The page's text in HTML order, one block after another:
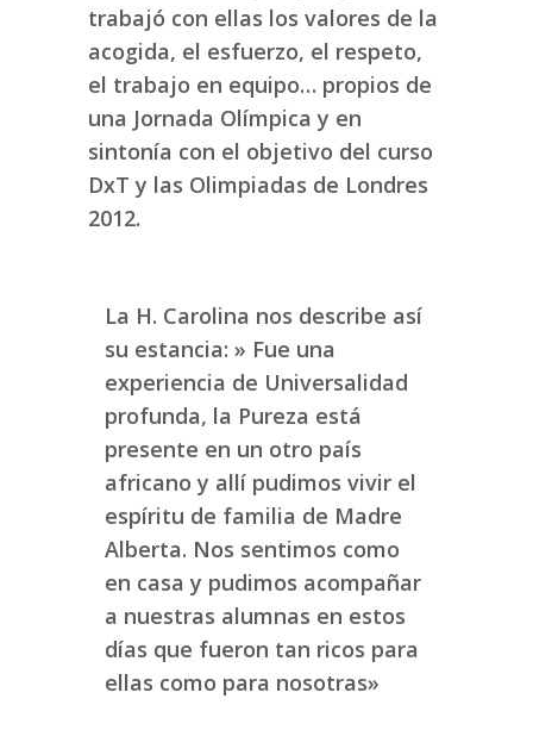
trabajó con ellas los valores de la
acogida, el esfuerzo, el respeto,
el trabajo en equipo… propios de
una Jornada Olímpica y en
sintonía con el objetivo del curso
DxT y las Olimpiadas de Londres
2012.
La H. Carolina nos describe así
su estancia: » Fue una
experiencia de Universalidad
profunda, la Pureza está
presente en un otro país
africano y allí pudimos vivir el
espíritu de familia de Madre
Alberta. Nos sentimos como
en casa y pudimos acompañar
a nuestras alumnas en estos
días que fueron tan ricos para
ellas como para nosotras»